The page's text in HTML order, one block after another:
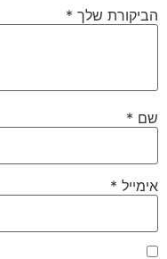
הביקורת שלך *
שם *
אימייל *